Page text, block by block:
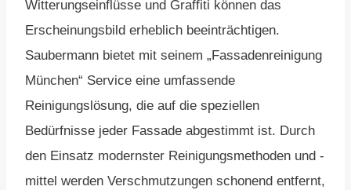
Witterungseinflüsse und Graffiti können das
Erscheinungsbild erheblich beeinträchtigen.
Saubermann bietet mit seinem „Fassadenreinigung
München“ Service eine umfassende
Reinigungslösung, die auf die speziellen
Bedürfnisse jeder Fassade abgestimmt ist. Durch
den Einsatz modernster Reinigungsmethoden und -
mittel werden Verschmutzungen schonend entfernt,